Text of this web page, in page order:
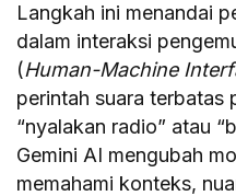
Langkah ini menandai
dalam interaksi
(Human-Machine
perintah suara terbatas
“nyalakan radio” atau
Gemini AI mengubah
memahami konteks,